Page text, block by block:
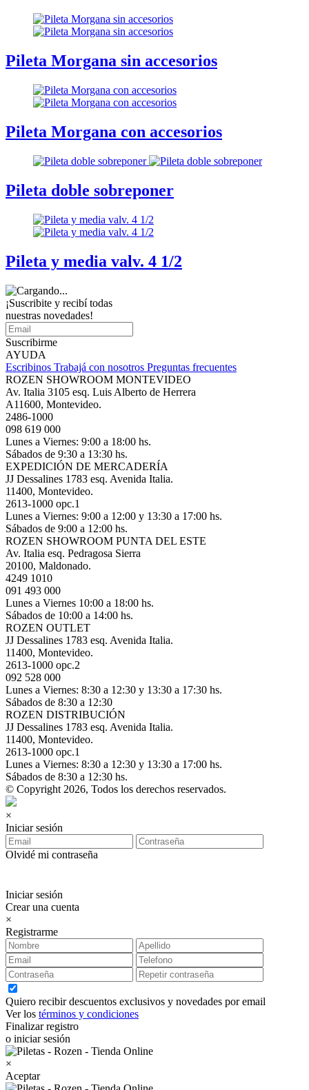
Pileta Morgana sin accesorios
Pileta Morgana con accesorios
Pileta doble sobreponer
Pileta y media valv. 4 1/2
¡Suscribite y recibí todas
nuestras novedades!
Suscribirme
AYUDA
Escribinos Trabajá con nosotros Preguntas frecuentes
ROZEN SHOWROOM MONTEVIDEO
Av. Italia 3105 esq. Luis Alberto de Herrera
A11600, Montevideo.
2486-1000
098 619 000
Lunes a Viernes: 9:00 a 18:00 hs.
Sábados de 9:30 a 13:30 hs.
EXPEDICIÓN DE MERCADERÍA
JJ Dessalines 1783 esq. Avenida Italia.
11400, Montevideo.
2613-1000 opc.1
Lunes a Viernes: 9:00 a 12:00 y 13:30 a 17:00 hs.
Sábados de 9:00 a 12:00 hs.
ROZEN SHOWROOM PUNTA DEL ESTE
Av. Italia esq. Pedragosa Sierra
20100, Maldonado.
4249 1010
091 493 000
Lunes a Viernes 10:00 a 18:00 hs.
Sábados de 10:00 a 14:00 hs.
ROZEN OUTLET
JJ Dessalines 1783 esq. Avenida Italia.
11400, Montevideo.
2613-1000 opc.2
092 528 000
Lunes a Viernes: 8:30 a 12:30 y 13:30 a 17:30 hs.
Sábados de 8:30 a 12:30
ROZEN DISTRIBUCIÓN
JJ Dessalines 1783 esq. Avenida Italia.
11400, Montevideo.
2613-1000 opc.1
Lunes a Viernes: 8:30 a 12:30 y 13:30 a 17:00 hs.
Sábados de 8:30 a 12:30 hs.
© Copyright 2026, Todos los derechos reservados.
×
Iniciar sesión
Olvidé mi contraseña
Iniciar sesión
Crear una cuenta
×
Registrarme
Quiero recibir descuentos exclusivos y novedades por email
Ver los términos y condiciones
Finalizar registro
o iniciar sesión
×
Aceptar